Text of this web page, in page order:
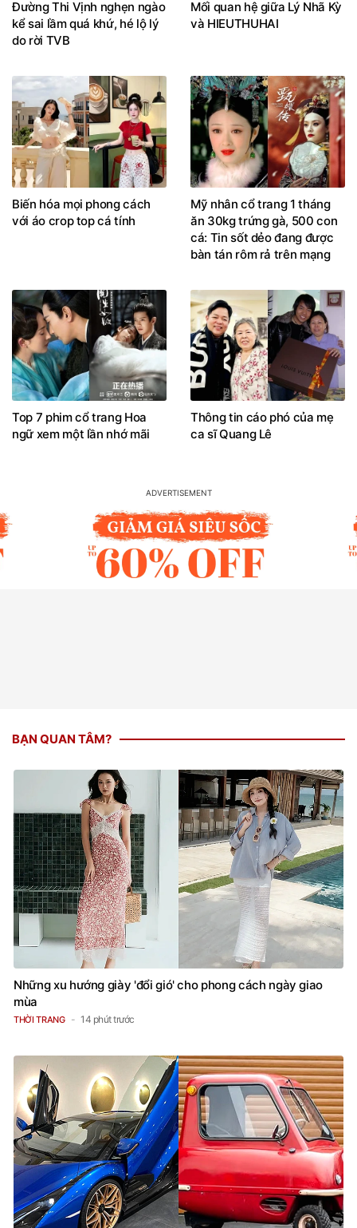
Đường Thi Vịnh nghẹn ngào
kể sai lầm quá khứ, hé lộ lý
do rời TVB
Mối quan hệ giữa Lý Nhã Kỳ
và HIEUTHUHAI
Biến hóa mọi phong cách
với áo crop top cá tính
Mỹ nhân cổ trang 1 tháng
ăn 30kg trứng gà, 500 con
cá: Tin sốt dẻo đang được
bàn tán rôm rả trên mạng
Top 7 phim cổ trang Hoa
ngữ xem một lần nhớ mãi
Thông tin cáo phó của mẹ
ca sĩ Quang Lê
BẠN QUAN TÂM?
Những xu hướng giày 'đổi gió' cho phong cách ngày giao
mùa
THỜI TRANG 14 phút trước